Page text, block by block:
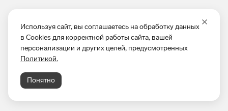
Используя сайт, вы соглашаетесь на обработку данных
в Cookies для корректной работы сайта, вашей
персонализации и других целей, предусмотренных
Политикой.
Понятно